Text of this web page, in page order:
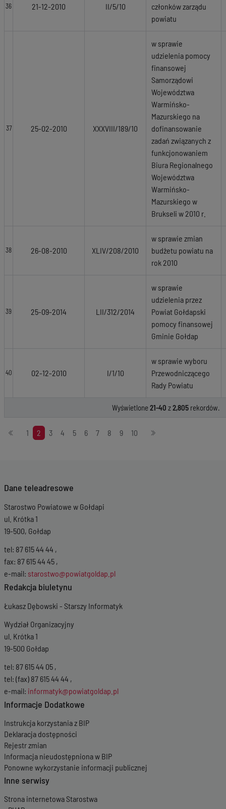
36 21-12-2010 II/5/10
członków zarządu
powiatu
37 25-02-2010 XXXVIII/189/10
w sprawie
udzielenia pomocy
finansowej
Samorządowi
Województwa
Warmińsko-
Mazurskiego na
dofinansowanie
zadań związanych z
funkcjonowaniem
Biura Regionalnego
Województwa
Warmińsko-
Mazurskiego w
Brukseli w 2010 r.
38 26-08-2010 XLIV/208/2010
w sprawie zmian
budżetu powiatu na
rok 2010
39 25-09-2014 LII/312/2014
w sprawie
udzielenia przez
Powiat Gołdapski
pomocy finansowej
Gminie Gołdap
40 02-12-2010 I/1/10
w sprawie wyboru
Przewodniczącego
Rady Powiatu
Wyświetlone21-40 z2,805 rekordów.
Stronicowanie
1 2 3 4 5 6 7 8 9 10
Dane teleadresowe
Starostwo Powiatowe w Gołdapi
ul. Krótka 1
19-500, Gołdap
tel: 87 615 44 44 ,
fax: 87 615 44 45 ,
e-mail: starostwo@powiatgoldap.pl
Redakcja biuletynu
Łukasz Dębowski - Starszy Informatyk
Wydział Organizacyjny
ul. Krótka 1
19-500 Gołdap
tel: 87 615 44 05 ,
tel: (fax) 87 615 44 44 ,
e-mail: informatyk@powiatgoldap.pl
Informacje Dodatkowe
Instrukcja korzystania z BIP
Deklaracja dostępności
Rejestr zmian
Informacja nieudostępniona w BIP
Ponowne wykorzystanie informacji publicznej
Inne serwisy
Strona internetowa Starostwa